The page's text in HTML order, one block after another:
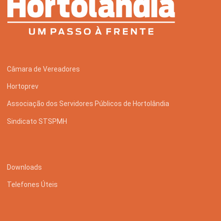
Câmara de Vereadores
Hortoprev
Associação dos Servidores Públicos de Hortolândia
Sindicato STSPMH
Downloads
Telefones Úteis